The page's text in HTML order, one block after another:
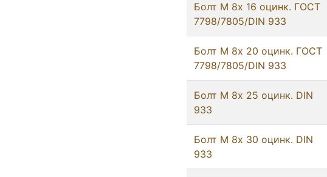
Болт М 8х 16 оцинк. ГОСТ
7798/7805/DIN 933
Болт М 8х 20 оцинк. ГОСТ
7798/7805/DIN 933
Болт М 8х 25 оцинк. DIN
933
Болт М 8х 30 оцинк. DIN
933